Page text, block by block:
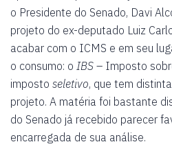
o Presidente do Senado, Davi
projeto do ex-deputado Luiz
acabar com o ICMS e em seu
o consumo: o IBS – Imposto
imposto seletivo, que tem
projeto. A matéria foi bastante
do Senado já recebido parecer
encarregada de sua análise.